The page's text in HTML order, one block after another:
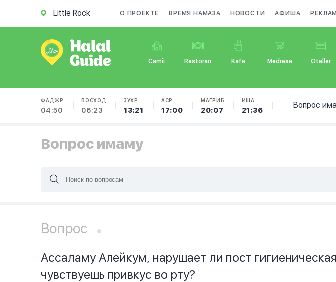
Little Rock О ПРОЕКТЕ ВРЕМЯ НАМАЗА НОВОСТИ АФИША
Camii Restoran Kafe Medrese Oteller
ФАДЖР
04:50
ВОСХОД
06:23
ЗУХР
13:21
АСР
17:00
МАГРИБ
20:07
ИША
21:36
Вопрос
Вопрос имаму
Вопрос
Ассаламу Алейкум, нарушает ли пост
чувствуешь привкус во рту?